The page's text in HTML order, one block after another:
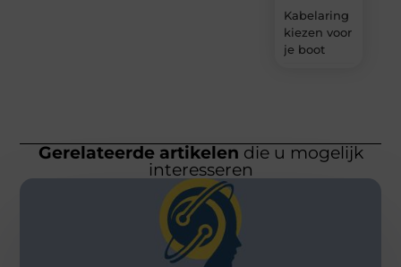
Kabelaring
kiezen voor
je boot
Gerelateerde artikelen die u mogelijk
interesseren